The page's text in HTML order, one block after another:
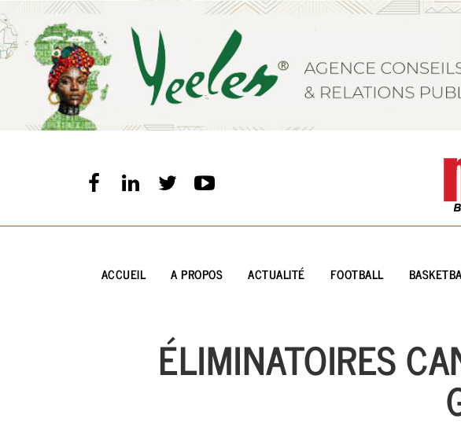
Aller
au
contenu
principal
Main
ACCUEIL A PROPOS ACTUALITÉ FOOTBALL
ÉLIMINATOIRES